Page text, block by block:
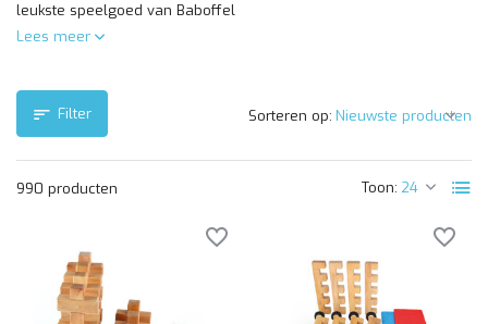
leukste speelgoed van Baboffel
Lees meer
Filter
990 producten Toon:
Sorteren op: